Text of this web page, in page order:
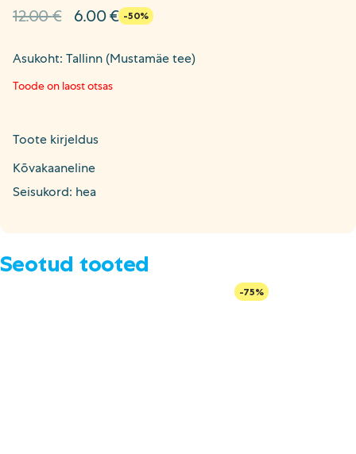
12.00€
Algne
oli:
12.00 €.
6.00€Current
is:
-50%
Asukoht: Tallinn (Mustamäe tee)
Toode on laost otsas
Toote kirjeldus
Kõvakaaneline
Seisukord: hea
Seotud tooted
-75%